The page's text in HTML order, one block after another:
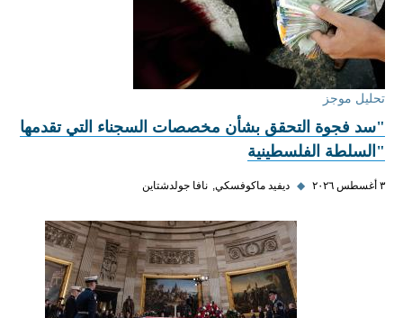
تحليل موجز
"سد فجوة التحقق بشأن مخصصات السجناء التي تقدمها
"السلطة الفلسطينية
٣ أغسطس ٢٠٢٦ ◆ ديفيد ماكوفسكي نافا جولدشتاين